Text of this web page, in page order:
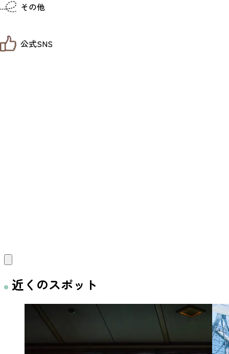
市内の交通情報
その他
お問い合わせ
公式SNS
近くのスポット